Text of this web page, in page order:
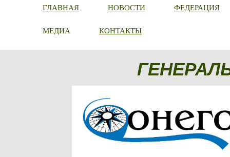
ГЛАВНАЯ НОВОСТИ ФЕДЕРАЦИЯ
МЕДИА КОНТАКТЫ